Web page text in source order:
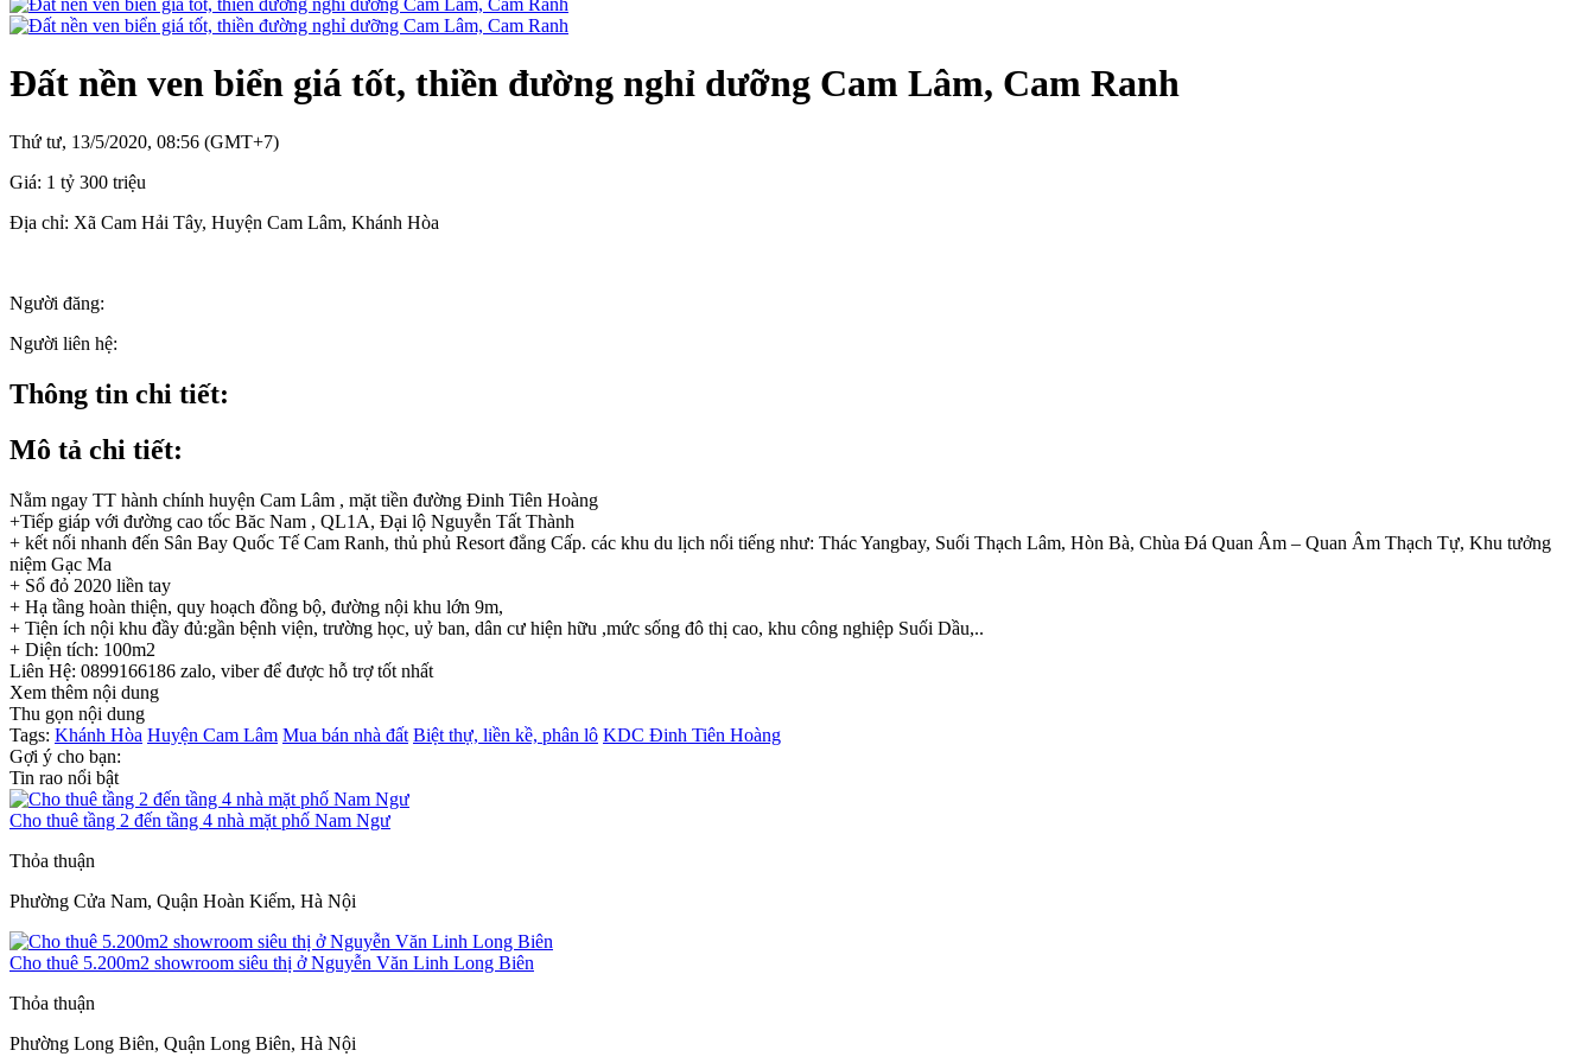
Đất nền ven biển giá tốt, thiền đường nghỉ dưỡng Cam Lâm, Cam Ranh
Thứ tư, 13/5/2020, 08:56 (GMT+7)
Giá: 1 tỷ 300 triệu
Địa chỉ: Xã Cam Hải Tây, Huyện Cam Lâm, Khánh Hòa
Người đăng:
Người liên hệ:
Thông tin chi tiết:
Mô tả chi tiết:
Nằm ngay TT hành chính huyện Cam Lâm , mặt tiền đường Đinh Tiên Hoàng
+Tiếp giáp với đường cao tốc Băc Nam , QL1A, Đại lộ Nguyễn Tất Thành
+ kết nối nhanh đến Sân Bay Quốc Tế Cam Ranh, thủ phủ Resort đẳng Cấp. các khu du lịch nổi tiếng như: Thác Yangbay, Suối Thạch Lâm, Hòn Bà, Chùa Đá Quan Âm – Quan Âm Thạch Tự, Khu tưởng
niệm Gạc Ma
+ Sổ đỏ 2020 liền tay
+ Hạ tầng hoàn thiện, quy hoạch đồng bộ, đường nội khu lớn 9m,
+ Tiện ích nội khu đầy đủ:gần bệnh viện, trường học, uỷ ban, dân cư hiện hữu ,mức sống đô thị cao, khu công nghiệp Suối Dầu,..
+ Diện tích: 100m2
Liên Hệ: 0899166186 zalo, viber để được hỗ trợ tốt nhất
Xem thêm nội dung
Thu gọn nội dung
Tags: Khánh Hòa Huyện Cam Lâm Mua bán nhà đất Biệt thự, liền kề, phân lô KDC Đinh Tiên Hoàng
Gợi ý cho bạn:
Tin rao nổi bật
Cho thuê tầng 2 đến tầng 4 nhà mặt phố Nam Ngư
Thỏa thuận
Phường Cửa Nam, Quận Hoàn Kiếm, Hà Nội
Cho thuê 5.200m2 showroom siêu thị ở Nguyễn Văn Linh Long Biên
Thỏa thuận
Phường Long Biên, Quận Long Biên, Hà Nội